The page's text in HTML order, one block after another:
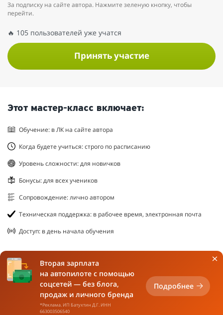
За подписку на сайте автора. Нажмите зеленую кнопку, чтобы
перейти.
🔥 105 пользователей уже учатся
Принять участие
Этот мастер-класс включает:
Обучение: в ЛК на сайте автора
Когда будете учиться: строго по расписанию
Уровень сложности: для новичков
Бонусы: для всех учеников
Сопровождение: лично автором
Техническая поддержка: в рабочее время, электронная почта
Доступ: в день начала обучения
Вторая зарплата
на автопилоте с помощью
соцсетей — без блога,
продаж и личного бренда
*Реклама. ИП Батухтин Д.Г. ИНН
663003506540
Подробнее